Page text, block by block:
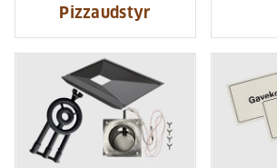
Pizzaudstyr